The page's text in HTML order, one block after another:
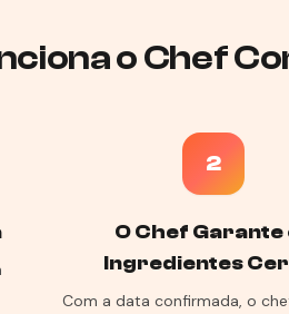
o Chef
2
O Chef Garante
Ingredientes
Com a data confirmada, o